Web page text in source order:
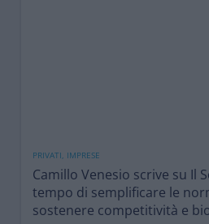
PRIVATI, IMPRESE
Camillo Venesio scrive su Il
tempo di semplificare le
sostenere competitività e